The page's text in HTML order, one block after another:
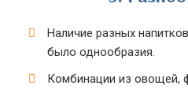
Наличие разных
было однообразия.
Комбинации из овощей,